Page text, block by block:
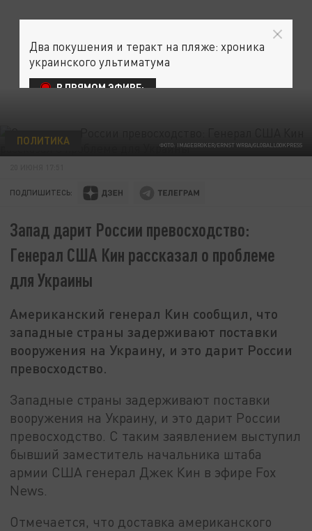
ФОТО: IMAGEBROKER/ERNST WRBA/GLOBALLOOKPRESS
ПОЛИТИКА
ПОДПИШИТЕСЬ:
Запад дарит России превосходство:
Генерал США Кин рассказал о проблеме
для Украины
Американский генерал Кин сообщил, что
западные страны задерживают поставки
вооружения на Украину, и это дарит России
превосходство.
Западные страны задерживают поставки
вооружения на Украину, и это дарит России
превосходство. С таким заявлением выступил
бывший заместитель начальника штаба
армии США генерал Джек Кин в эфире Fox
News.
Отмечается, что доставка американского
Два покушения и теракт на пляже: хроника
украинского ультиматума
В ПРЯМОМ ЭФИРЕ: